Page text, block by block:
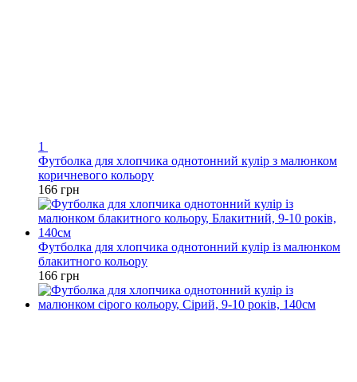
1
Футболка для хлопчика однотонний кулір з малюнком
коричневого кольору
166 грн
Футболка для хлопчика однотонний кулір із малюнком
блакитного кольору
166 грн